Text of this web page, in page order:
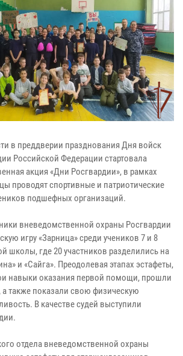
в преддверии празднования Дня войск
Российской Федерации стартовала
акция «Дни Росгвардии», в рамках
проводят спортивные и патриотические
подшефных организаций.
вневедомственной охраны Росгвардии
игру «Зарница» среди учеников 7 и 8
школы, где 20 участников разделились на
и «Сайга». Преодолевая этапах эстафеты,
навыки оказания первой помощи, прошли
а также показали свою физическую
В качестве судей выступили
отдела вневедомственной охраны